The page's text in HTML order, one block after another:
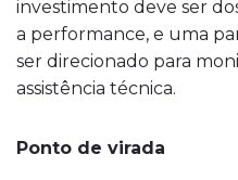
investimento deve ser
a performance, e uma
ser direcionado para
assistência técnica.
Ponto de virada